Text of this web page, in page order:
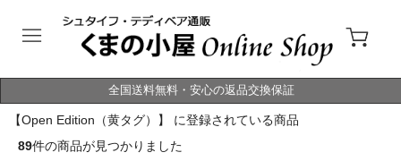
全国送料無料・安心の返品交換保証
【Open Edition（黄タグ）】 に登録されている商品
89件の商品が見つかりました